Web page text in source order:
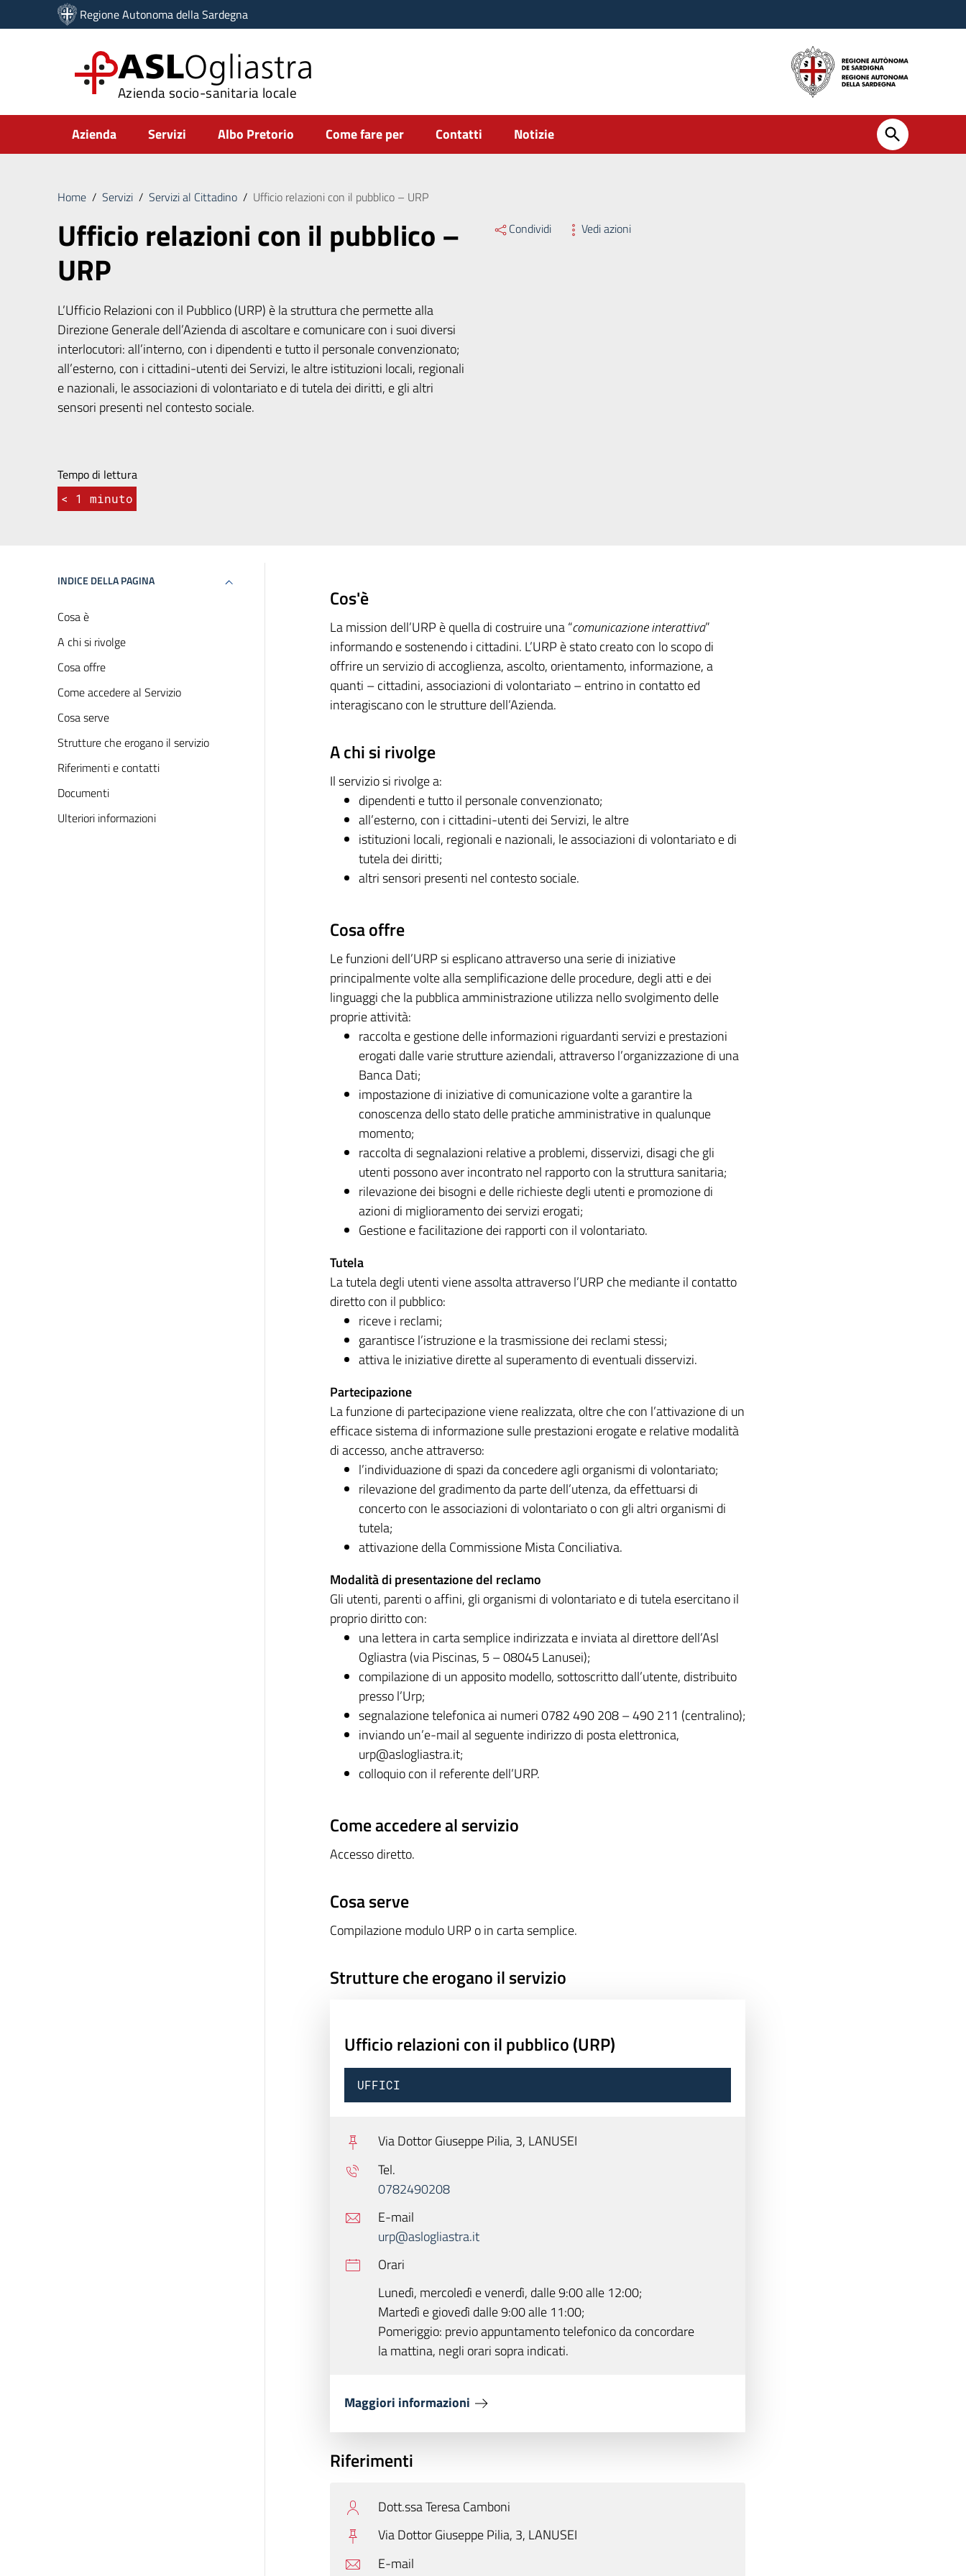
Vai ai contenuti
Vai al menu di navigazione
Regione Autonoma della Sardegna
ASLOgliastra
Azienda socio-sanitaria locale
Submenu
Azienda Servizi Albo Pretorio Come fare per Contatti Notizie
Home / Servizi / Servizi al Cittadino / Ufficio relazioni con il pubblico – URP
Ufficio relazioni con il pubblico –
URP
L’Ufficio Relazioni con il Pubblico (URP) è la struttura che permette alla
Direzione Generale dell’Azienda di ascoltare e comunicare con i suoi diversi
interlocutori: all’interno, con i dipendenti e tutto il personale convenzionato;
all’esterno, con i cittadini-utenti dei Servizi, le altre istituzioni locali, regionali
e nazionali, le associazioni di volontariato e di tutela dei diritti, e gli altri
sensori presenti nel contesto sociale.
Condividi Vedi azioni
Tempo di lettura
< 1 minuto
INDICE DELLA PAGINA
Cosa è
A chi si rivolge
Cosa offre
Come accedere al Servizio
Cosa serve
Strutture che erogano il servizio
Riferimenti e contatti
Documenti
Ulteriori informazioni
Cos'è
La mission dell’URP è quella di costruire una “comunicazione interattiva”
informando e sostenendo i cittadini. L’URP è stato creato con lo scopo di
offrire un servizio di accoglienza, ascolto, orientamento, informazione, a
quanti – cittadini, associazioni di volontariato – entrino in contatto ed
interagiscano con le strutture dell’Azienda.
A chi si rivolge
Il servizio si rivolge a:
dipendenti e tutto il personale convenzionato;
all’esterno, con i cittadini-utenti dei Servizi, le altre
istituzioni locali, regionali e nazionali, le associazioni di volontariato e di
tutela dei diritti;
altri sensori presenti nel contesto sociale.
Cosa offre
Le funzioni dell’URP si esplicano attraverso una serie di iniziative
principalmente volte alla semplificazione delle procedure, degli atti e dei
linguaggi che la pubblica amministrazione utilizza nello svolgimento delle
proprie attività:
raccolta e gestione delle informazioni riguardanti servizi e prestazioni
erogati dalle varie strutture aziendali, attraverso l’organizzazione di una
Banca Dati;
impostazione di iniziative di comunicazione volte a garantire la
conoscenza dello stato delle pratiche amministrative in qualunque
momento;
raccolta di segnalazioni relative a problemi, disservizi, disagi che gli
utenti possono aver incontrato nel rapporto con la struttura sanitaria;
rilevazione dei bisogni e delle richieste degli utenti e promozione di
azioni di miglioramento dei servizi erogati;
Gestione e facilitazione dei rapporti con il volontariato.
Tutela
La tutela degli utenti viene assolta attraverso l’URP che mediante il contatto
diretto con il pubblico:
riceve i reclami;
garantisce l’istruzione e la trasmissione dei reclami stessi;
attiva le iniziative dirette al superamento di eventuali disservizi.
Partecipazione
La funzione di partecipazione viene realizzata, oltre che con l’attivazione di un
efficace sistema di informazione sulle prestazioni erogate e relative modalità
di accesso, anche attraverso:
l’individuazione di spazi da concedere agli organismi di volontariato;
rilevazione del gradimento da parte dell’utenza, da effettuarsi di
concerto con le associazioni di volontariato o con gli altri organismi di
tutela;
attivazione della Commissione Mista Conciliativa.
Modalità di presentazione del reclamo
Gli utenti, parenti o affini, gli organismi di volontariato e di tutela esercitano il
proprio diritto con:
una lettera in carta semplice indirizzata e inviata al direttore dell’Asl
Ogliastra (via Piscinas, 5 – 08045 Lanusei);
compilazione di un apposito modello, sottoscritto dall’utente, distribuito
presso l’Urp;
segnalazione telefonica ai numeri 0782 490 208 – 490 211 (centralino);
inviando un’e-mail al seguente indirizzo di posta elettronica,
urp@aslogliastra.it;
colloquio con il referente dell’URP.
Come accedere al servizio
Accesso diretto.
Cosa serve
Compilazione modulo URP o in carta semplice.
Strutture che erogano il servizio
Ufficio relazioni con il pubblico (URP)
UFFICI
Via Dottor Giuseppe Pilia, 3, LANUSEI
Tel.
0782490208
E-mail
urp@aslogliastra.it
Orari
Lunedì, mercoledì e venerdì, dalle 9:00 alle 12:00;
Martedì e giovedì dalle 9:00 alle 11:00;
Pomeriggio: previo appuntamento telefonico da concordare
la mattina, negli orari sopra indicati.
Maggiori informazioni
Riferimenti
Dott.ssa Teresa Camboni
Via Dottor Giuseppe Pilia, 3, LANUSEI
E-mail